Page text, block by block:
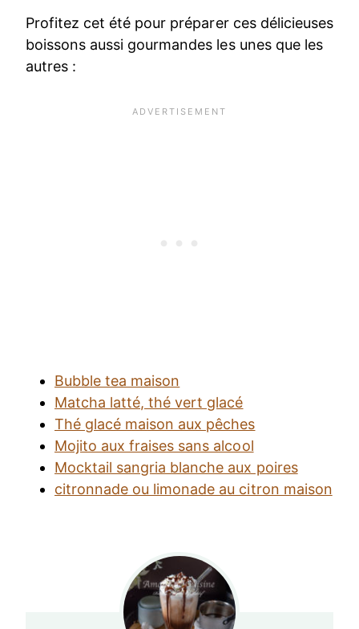
Profitez cet été pour préparer ces délicieuses
boissons aussi gourmandes les unes que les
autres :
Bubble tea maison
Matcha latté, thé vert glacé
Thé glacé maison aux pêches
Mojito aux fraises sans alcool
Mocktail sangria blanche aux poires
citronnade ou limonade au citron maison